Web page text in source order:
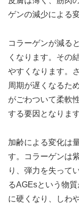
ゲンの減少による
コラーゲンが減る
くなります。その
やすくなります。
周期が遅くなるた
がごわついて柔軟
する要因となります
加齢による変化は
す。コラーゲンは
り、弾力を失って
るAGEsという物
に硬くなり、しわ